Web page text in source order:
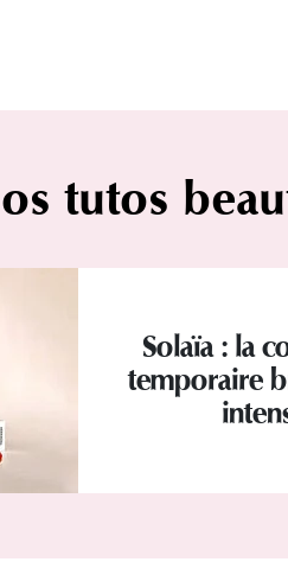
tutos
Solaïa : la
temporaire